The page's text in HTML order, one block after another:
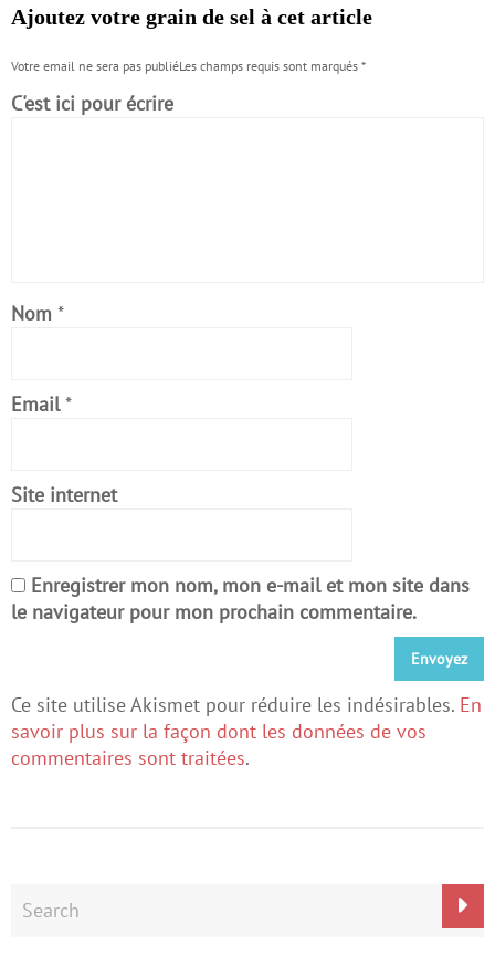
Ajoutez votre grain de sel à cet article
Votre email ne sera pas publiéLes champs requis sont marqués *
C'est ici pour écrire
Nom *
Email *
Site internet
Enregistrer mon nom, mon e-mail et mon site dans
le navigateur pour mon prochain commentaire.
Ce site utilise Akismet pour réduire les indésirables. En
savoir plus sur la façon dont les données de vos
commentaires sont traitées.